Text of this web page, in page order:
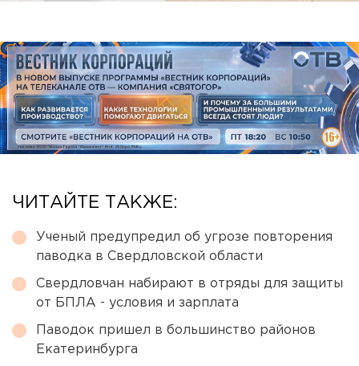
ЧИТАЙТЕ ТАКЖЕ:
Ученый предупредил об угрозе повторения
паводка в Свердловской области
Свердловчан набирают в отряды для защиты
от БПЛА - условия и зарплата
Паводок пришел в большинство районов
Екатеринбурга